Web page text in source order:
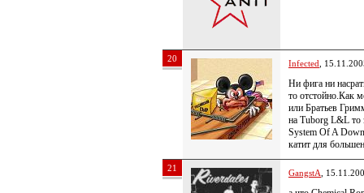
20 Infected ,
Ни фига ни
то отстойно.Как
или Братьев
на Tuborg L&L то
System Of A
катит для
21 GangstA ,